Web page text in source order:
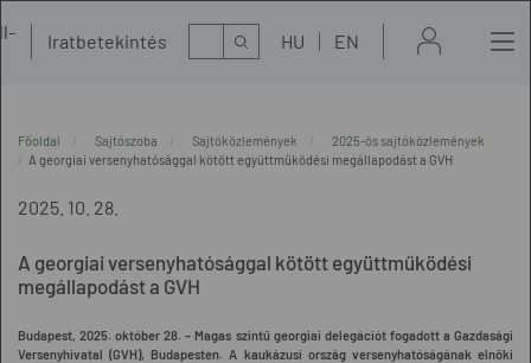
Iratbetekintés Kereső HU EN
Főoldal Sajtószoba Sajtóközlemények
2025-ös sajtóközlemények
A georgiai versenyhatósággal kötött együttműködési megállapodást a GVH
2025. 10. 28.
A georgiai versenyhatósággal kötött együttműködési
megállapodást a GVH
Budapest, 2025. október 28. – Magas szintű georgiai delegációt fogadott a Gazdasági
Versenyhivatal (GVH), Budapesten. A kaukázusi ország versenyhatóságának elnöki